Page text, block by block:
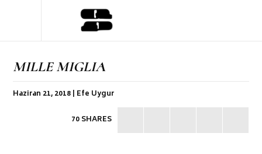
MILLE MIGLIA
Haziran 21, 2018 | Efe Uygur
70 SHARES